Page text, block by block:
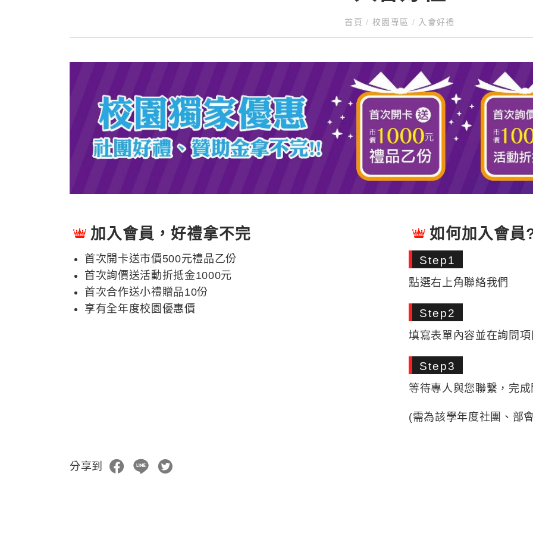
首頁/ 校園專區 / 入會好禮
加入會員，好禮拿不完
首次開卡送市價500元禮品乙份
首次詢價送活動折抵金1000元
首次合作送小禮贈品10份
享有全年度校園優惠價
如何加入會員
Step1
點選右上角聯絡我們
Step2
填寫表單內容並在詢問
Step3
等待專人與您聯繫，完
(需為該學年度社團、部
分享到